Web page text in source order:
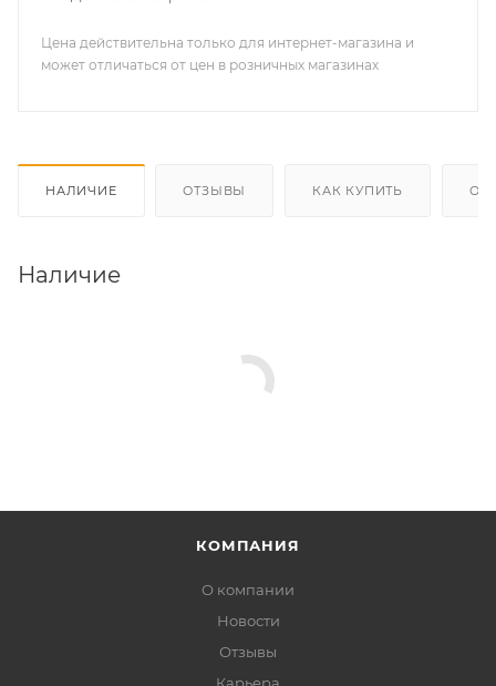
Цена действительна только для интернет-магазина и
может отличаться от цен в розничных магазинах
НАЛИЧИЕ ОТЗЫВЫ КАК КУПИТЬ
Наличие
КОМПАНИЯ
О компании
Новости
Отзывы